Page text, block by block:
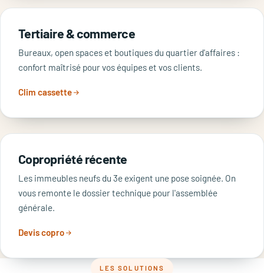
Tertiaire & commerce
Bureaux, open spaces et boutiques du quartier d'affaires :
confort maîtrisé pour vos équipes et vos clients.
Clim cassette
Copropriété récente
Les immeubles neufs du 3e exigent une pose soignée. On
vous remonte le dossier technique pour l'assemblée
générale.
Devis copro
LES SOLUTIONS